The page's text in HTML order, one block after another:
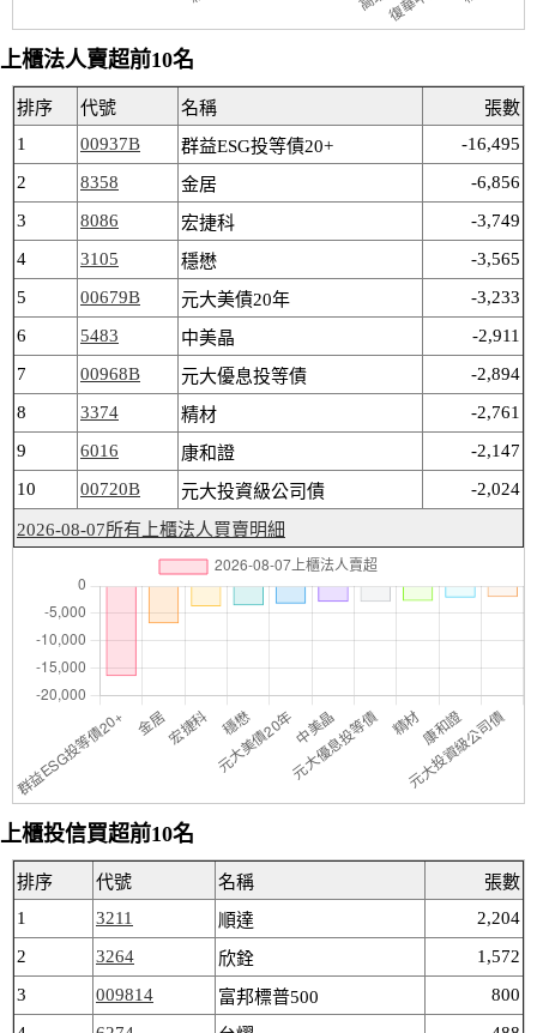
上櫃法人賣超前10名
排序 代號 名稱
張數
1
00937B 群益ESG投等債20+
-16,495
2
8358 金居
-6,856
3
8086 宏捷科
-3,749
4
3105 穩懋
-3,565
5
00679B 元大美債20年
-3,233
6
5483 中美晶
-2,911
7
00968B 元大優息投等債
-2,894
8
3374 精材
-2,761
9
6016 康和證
-2,147
10
00720B 元大投資級公司債 -2,024
2026-08-07所有上櫃法人買賣明細
上櫃投信買超前10名
排序 代號 名稱
張數
1
3211 順達
2,204
2
3264 欣銓
1,572
3
009814 富邦標普500
800